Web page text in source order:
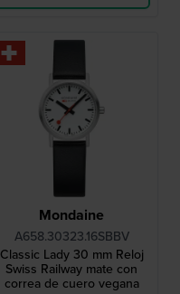
Mondaine
A658.30323.16SBBV
Classic Lady 30 mm Reloj
Swiss Railway mate con
correa de cuero vegana